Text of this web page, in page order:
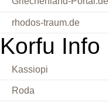
rhodos-traum.de
Korfu Info
Kassiopi
Roda